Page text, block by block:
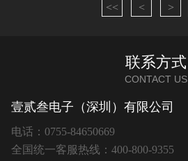
<< < >
联系方式
CONTACT US
壹贰叁电子（深圳）有限公司
电话：0755-84650669
全国统一客服热线：400-800-9355